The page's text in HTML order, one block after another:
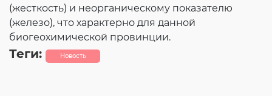
(жесткость) и неорганическому показателю
(железо), что характерно для данной
биогеохимической провинции.
Теги: Новость